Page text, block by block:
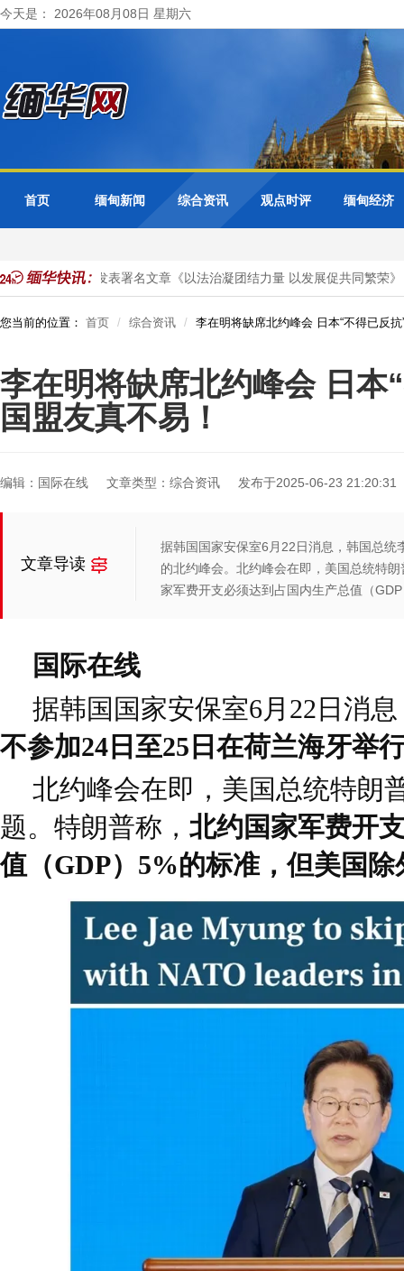
今天是： 2026年08月08日 星期六
首页 缅甸新闻 综合资讯 观点时评 缅甸经济
在缅甸官媒发表署名文章《以法治凝团结力量 以发展促共同繁荣》
您当前的位置： 首页 综合资讯 李在明将缺席北约峰会 日本“不得已反
李在明将缺席北约峰会 日本
国盟友真不易！
编辑：国际在线 文章类型：综合资讯 发布于2025-06-23 21:20:31
文章导读
据韩国国家安保室6月22日消息，韩国总
的北约峰会。北约峰会在即，美国总统特
家军费开支必须达到占国内生产总值（
国际在线
据韩国国家安保室6月22日消息
不参加24日至25日在荷兰海牙举
北约峰会在即，美国总统特朗
题。特朗普称， 北约国家军费开
值（GDP）5%的标准，但美国除